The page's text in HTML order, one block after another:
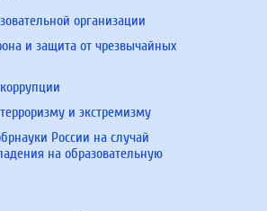
организации
и защита от чрезвычайных
и экстремизму
России на случай
на образовательную